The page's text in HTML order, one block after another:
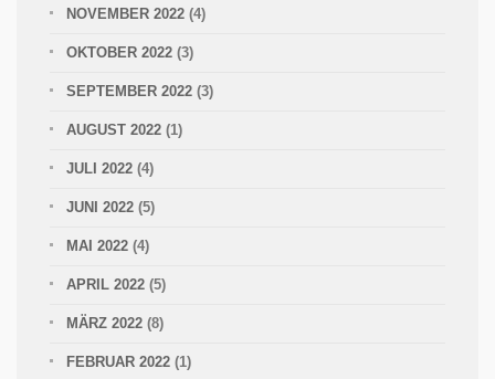
NOVEMBER 2022 (4)
OKTOBER 2022 (3)
SEPTEMBER 2022 (3)
AUGUST 2022 (1)
JULI 2022 (4)
JUNI 2022 (5)
MAI 2022 (4)
APRIL 2022 (5)
MÄRZ 2022 (8)
FEBRUAR 2022 (1)